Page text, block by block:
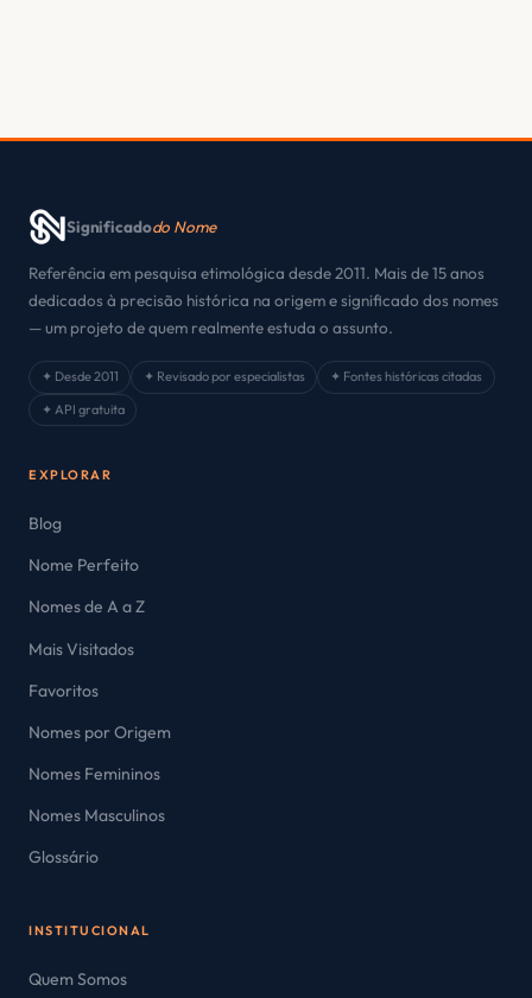
Significadodo Nome
Referência em pesquisa etimológica desde 2011. Mais de 15 anos
dedicados à precisão histórica na origem e significado dos nomes
— um projeto de quem realmente estuda o assunto.
✦ Desde 2011 ✦ Revisado por especialistas
✦ Fontes históricas citadas
✦ API gratuita
EXPLORAR
Blog
Nome Perfeito
Nomes de A a Z
Mais Visitados
Favoritos
Nomes por Origem
Nomes Femininos
Nomes Masculinos
Glossário
INSTITUCIONAL
Quem Somos